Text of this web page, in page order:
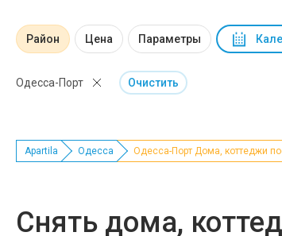
Район Цена Параметры
Одесса-Порт Очистить
Apartila Одесса Одесса-Порт Дома, коттеджи
Снять дома,